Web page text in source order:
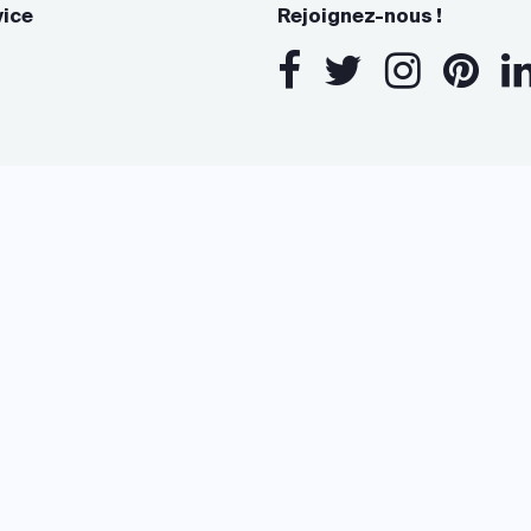
de confidentialité, en garantissant la conformité avec
Rejoignez-nous !